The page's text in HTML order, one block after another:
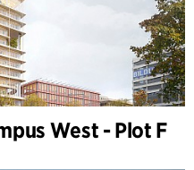
West - Plot F